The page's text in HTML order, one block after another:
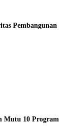
Pembangunan
Mutu 10 Program